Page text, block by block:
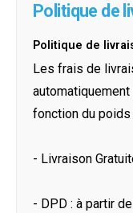
Politique de
Politique de
Les frais de
fonction du poids
- Livraison
- DPD : à partir